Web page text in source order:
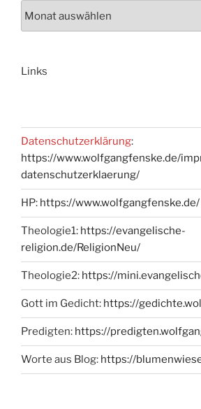
Links
Datenschutzerklärung:
https://www.wolfgangfenske.de/
datenschutzerklaerung/
HP: https://www.wolfgangfenske.de/
Theologie1: https://evangelische-
religion.de/ReligionNeu/
Theologie2: https://
Gott im Gedicht: https://
Predigten: https://
Worte aus Blog: https://